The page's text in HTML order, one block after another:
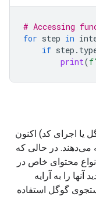
# Accessing
for step in
if step .
print(f
یا اجرای کد) اکنون
می‌دهند. در حالی که
محتوای خاص در
را به آرایه
گوگل استفاده